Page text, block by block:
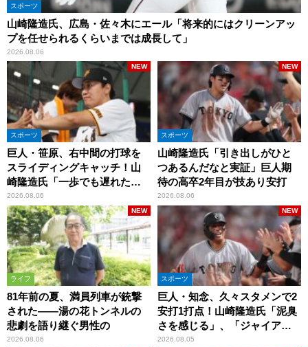
スポーツ
山崎隆造氏、広島・佐々木にエール「将来的にはクリーンアッ
プを任せられるくらいまでは成長して」
2026.08.06
スポーツ
巨人・笹原、右中間の打球を
スライディングキャッチ！山
崎隆造氏「一歩でも遅れた
ら…」
2026.08.06
NEW
スポーツ
山崎隆造氏「引き出しがひと
つあるんだなと実証」巨人期
待の高卒2年目が技あり安打
2026.08.06
NEW
ライフ
81年前の夏、満員列車が銃撃
された――湯の花トンネルの
悲劇を語り継ぐ男性の
2026.08.06
NEW
スポーツ
巨人・知念、久々スタメンで2
安打1打点！山崎隆造氏「泥臭
さを感じる」、「ジャイアン
ツには少ないタイプ」
2026.08.05
NEW